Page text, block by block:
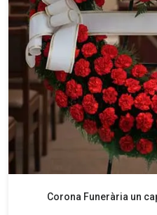
Corona Funerària un